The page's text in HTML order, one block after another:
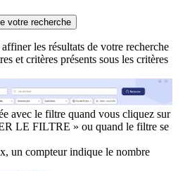
votre recherche
les résultats de votre recherche
et critères présents sous les critères
avec le filtre quand vous cliquez sur
LE FILTRE » ou quand le filtre se
un compteur indique le nombre